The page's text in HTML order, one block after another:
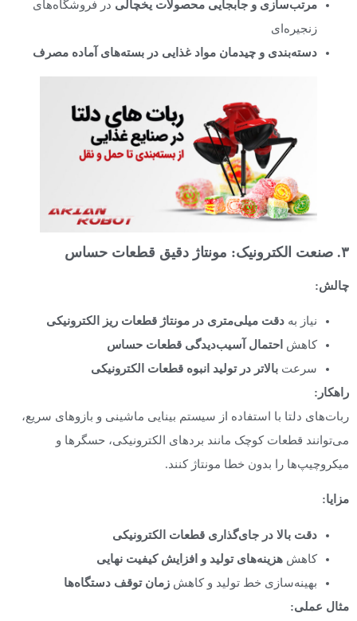
مرتب‌سازی و جابجایی محصولات یخچالی در فروشگاه‌های
زنجیره‌ای
دسته‌بندی و چیدمان مواد غذایی در بسته‌های آماده مصرف
۳. صنعت الکترونیک: مونتاژ دقیق قطعات حساس
چالش:
نیاز به دقت میلی‌متری در مونتاژ قطعات ریز الکترونیکی
کاهش احتمال آسیب‌دیدگی قطعات حساس
سرعت بالاتر در تولید انبوه قطعات الکترونیکی
راهکار:
ربات‌های دلتا با استفاده از سیستم بینایی ماشینی و بازوهای سریع،
می‌توانند قطعات کوچک مانند بردهای الکترونیکی، حسگرها و
میکروچیپ‌ها را بدون خطا مونتاژ کنند.
مزایا:
دقت بالا در جای‌گذاری قطعات الکترونیکی
کاهش هزینه‌های تولید و افزایش کیفیت نهایی
بهینه‌سازی خط تولید و کاهش زمان توقف دستگاه‌ها
مثال عملی: